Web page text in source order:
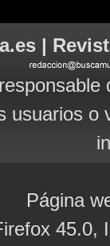
|
usuarios
Página
45.0,